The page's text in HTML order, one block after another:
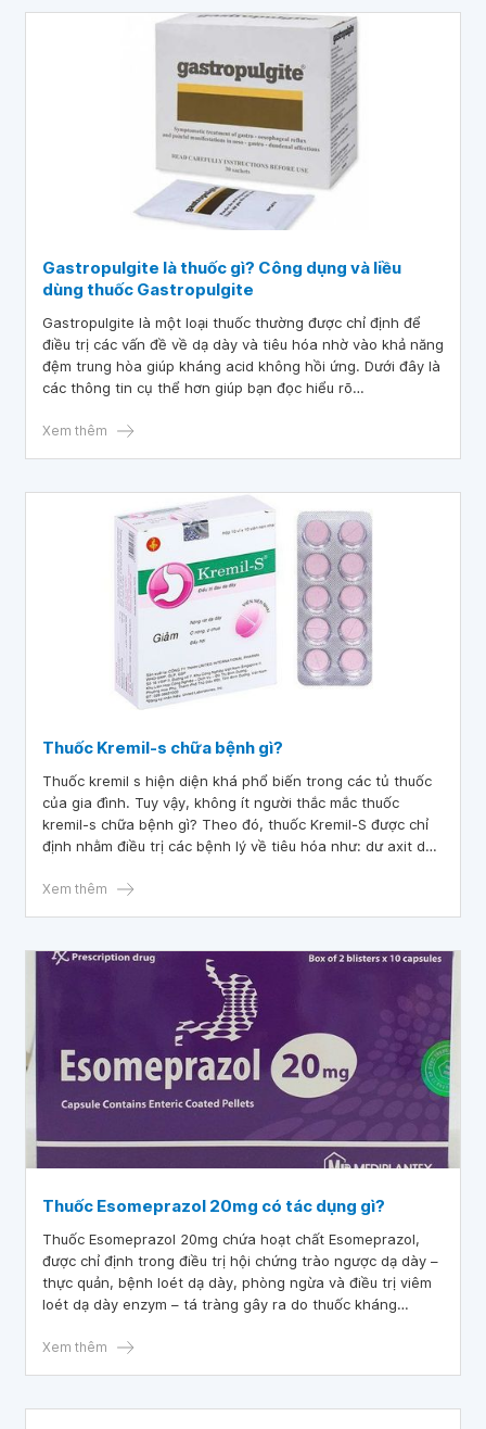
Gastropulgite là thuốc gì? Công dụng và liều
dùng thuốc Gastropulgite
Gastropulgite là một loại thuốc thường được chỉ định để
điều trị các vấn đề về dạ dày và tiêu hóa nhờ vào khả năng
đệm trung hòa giúp kháng acid không hồi ứng. Dưới đây là
các thông tin cụ thể hơn giúp bạn đọc hiểu rõ
lưu ý quan trọng khi dùng thuốc.
Xem thêm
Thuốc Kremil-s chữa bệnh gì?
Thuốc kremil s hiện diện khá phổ biến trong các tủ thuốc
của gia đình. Tuy vậy, không ít người thắc mắc thuốc
kremil-s chữa bệnh gì? Theo đó, thuốc Kremil-S được chỉ
định nhằm điều trị các bệnh lý về tiêu hóa như: dư axit dạ
Xem thêm
Thuốc Esomeprazol 20mg có tác dụng gì?
Thuốc Esomeprazol 20mg chứa hoạt chất Esomeprazol,
được chỉ định trong điều trị hội chứng trào ngược dạ dày –
thực quản, bệnh loét dạ dày, phòng ngừa và điều trị viêm
loét dạ dày enzym – tá tràng gây ra do thuốc kháng
esomeprazol 20mg qua bài viết dưới đây.
Xem thêm